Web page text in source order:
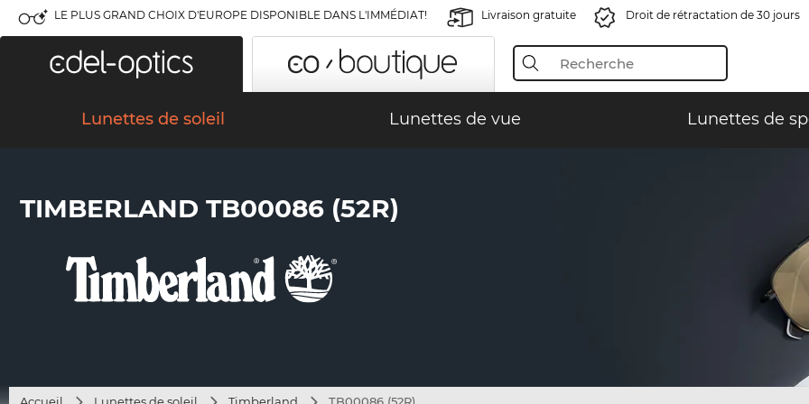
LE PLUS GRAND CHOIX D'EUROPE DISPONIBLE DANS L'IMMÉDIAT! Livraison gratuite Droit de rétractation de 30 jours
Lunettes de soleil Lunettes de vue Lunettes de
TIMBERLAND TB00086 (52R)